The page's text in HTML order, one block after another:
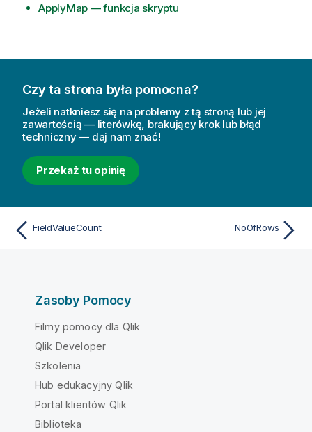
ApplyMap — funkcja skryptu
Czy ta strona była pomocna?
Jeżeli natkniesz się na problemy z tą stroną lub jej
zawartością — literówkę, brakujący krok lub błąd
techniczny — daj nam znać!
Przekaż tu opinię
FieldValueCount NoOfRows
Zasoby Pomocy
Filmy pomocy dla Qlik
Qlik Developer
Szkolenia
Hub edukacyjny Qlik
Portal klientów Qlik
Biblioteka